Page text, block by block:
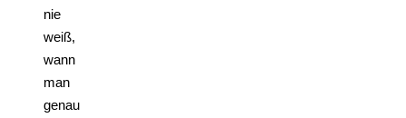
nie
weiß,
wann
man
genau